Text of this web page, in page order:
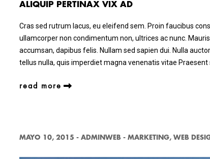
ALIQUIP PERTINAX VIX AD
Cras sed rutrum lacus, eu eleifend sem. Proin faucibus
ullamcorper non condimentum non, ultrices ac nunc.
accumsan, dapibus felis. Nullam sed sapien dui. Nulla
tellus nulla, quis imperdiet magna venenatis vitae Praesent
read more
MAYO 10, 2015 - ADMINWEB - MARKETING, WEB